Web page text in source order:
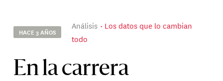
HACE 3 AÑOS
Análisis
Los datos que lo cambian
todo
En la carrera